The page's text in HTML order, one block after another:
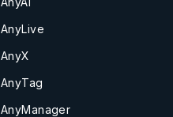
AnyLive
AnyX
AnyTag
AnyManager